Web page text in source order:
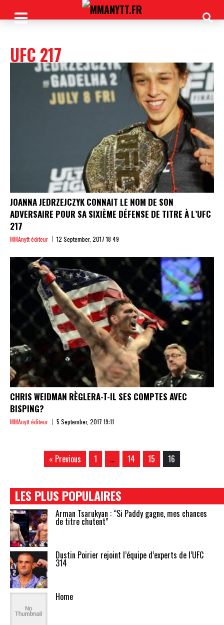
UFC 217
JOANNA JEDRZEJCZYK CONNAIT LE NOM DE SON
ADVERSAIRE POUR SA SIXIÈME DÉFENSE DE TITRE À L’UFC
217
MMAnytt éditeur 12 September, 2017 18:49
CHRIS WEIDMAN RÈGLERA-T-IL SES COMPTES AVEC
BISPING?
MMAnytt éditeur 5 September, 2017 19:11
« Previous 1 … 14 15 16
LES PLUS POPULAIRES
Arman Tsarukyan : “Si Paddy gagne, mes chances
de titre chutent”
Dustin Poirier rejoint l’équipe d’experts de l’UFC
314
Home